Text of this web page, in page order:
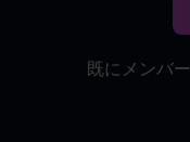
既にメンバ